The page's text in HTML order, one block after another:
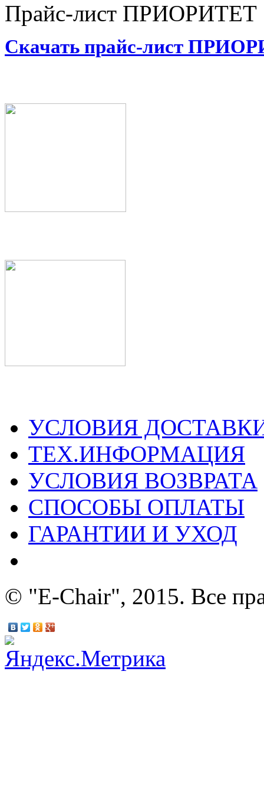
Прайс-лист ПРИОРИТЕТ
Скачать прайс-лист
УСЛОВИЯ
ТЕХ.ИНФОРМАЦИЯ
УСЛОВИЯ ВОЗВРАТА
СПОСОБЫ ОПЛАТЫ
ГАРАНТИИ И УХОД
© "E-Chair", 2015. Все